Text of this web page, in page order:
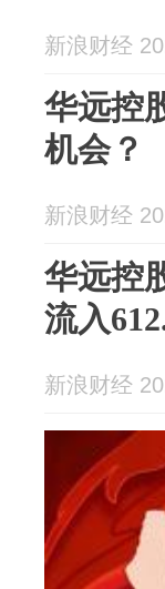
新浪财经
华远控
机会？
新浪财经
华远控
流入
新浪财经